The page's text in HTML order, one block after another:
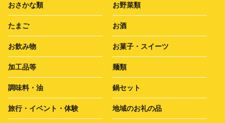
おさかな類 お野菜類
たまご お酒
お飲み物 お菓子・スイーツ
加工品等 麺類
調味料・油 鍋セット
旅行・イベント・体験 地域のお礼の品